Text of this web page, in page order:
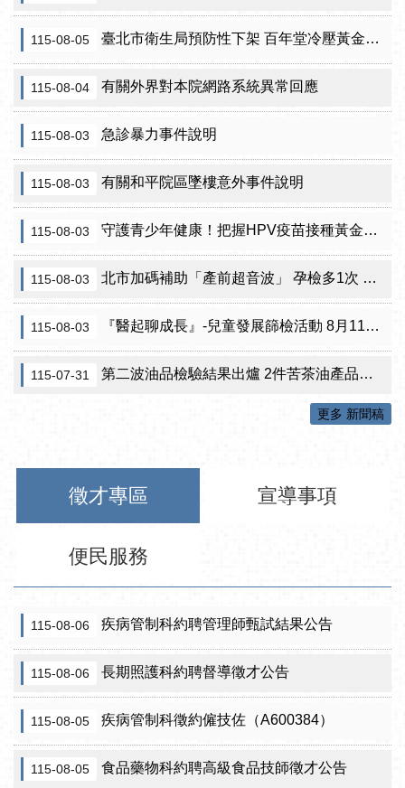
115-08-05 臺北市衛生局預防性下架 百年堂冷壓黃金苦茶油產品
115-08-04 有關外界對本院網路系統異常回應
115-08-03 急診暴力事件說明
115-08-03 有關和平院區墜樓意外事件說明
115-08-03 守護青少年健康！把握HPV疫苗接種黃金期 臺北市提供校園設站及98家合約院所接種服務
115-08-03 北市加碼補助「產前超音波」 孕檢多1次 準媽咪「超」安心！
115-08-03 『醫起聊成長』-兒童發展篩檢活動 8月11日北投區健康服務中心邀請家長做孩子最神氣的守護者！
115-07-31 第二波油品檢驗結果出爐 2件苦茶油產品苯駢芘超標 前已要求預防性下架
更多 新聞稿
徵才專區 宣導事項
便民服務
115-08-06 疾病管制科約聘管理師甄試結果公告
115-08-06 長期照護科約聘督導徵才公告
115-08-05 疾病管制科徵約僱技佐（A600384）
115-08-05 食品藥物科約聘高級食品技師徵才公告